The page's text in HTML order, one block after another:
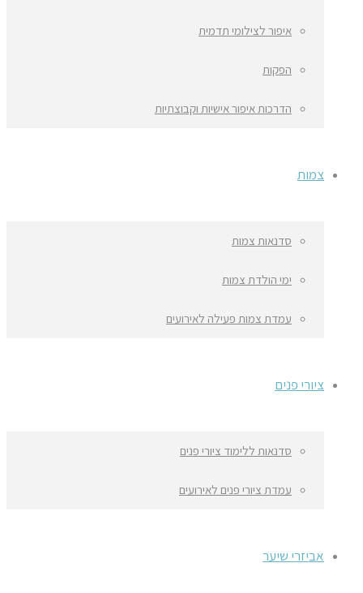
איפור לצילומי תדמית
הפקות
הדרכות איפור אישיות וקבוצתיות
צמות
סדנאות צמות
ימי הולדת צמות
עמדת צמות פעילה לאירועים
ציורי פנים
סדנאות ללימוד ציורי פנים
עמדת ציורי פנים לאירועים
אביזרי שיער